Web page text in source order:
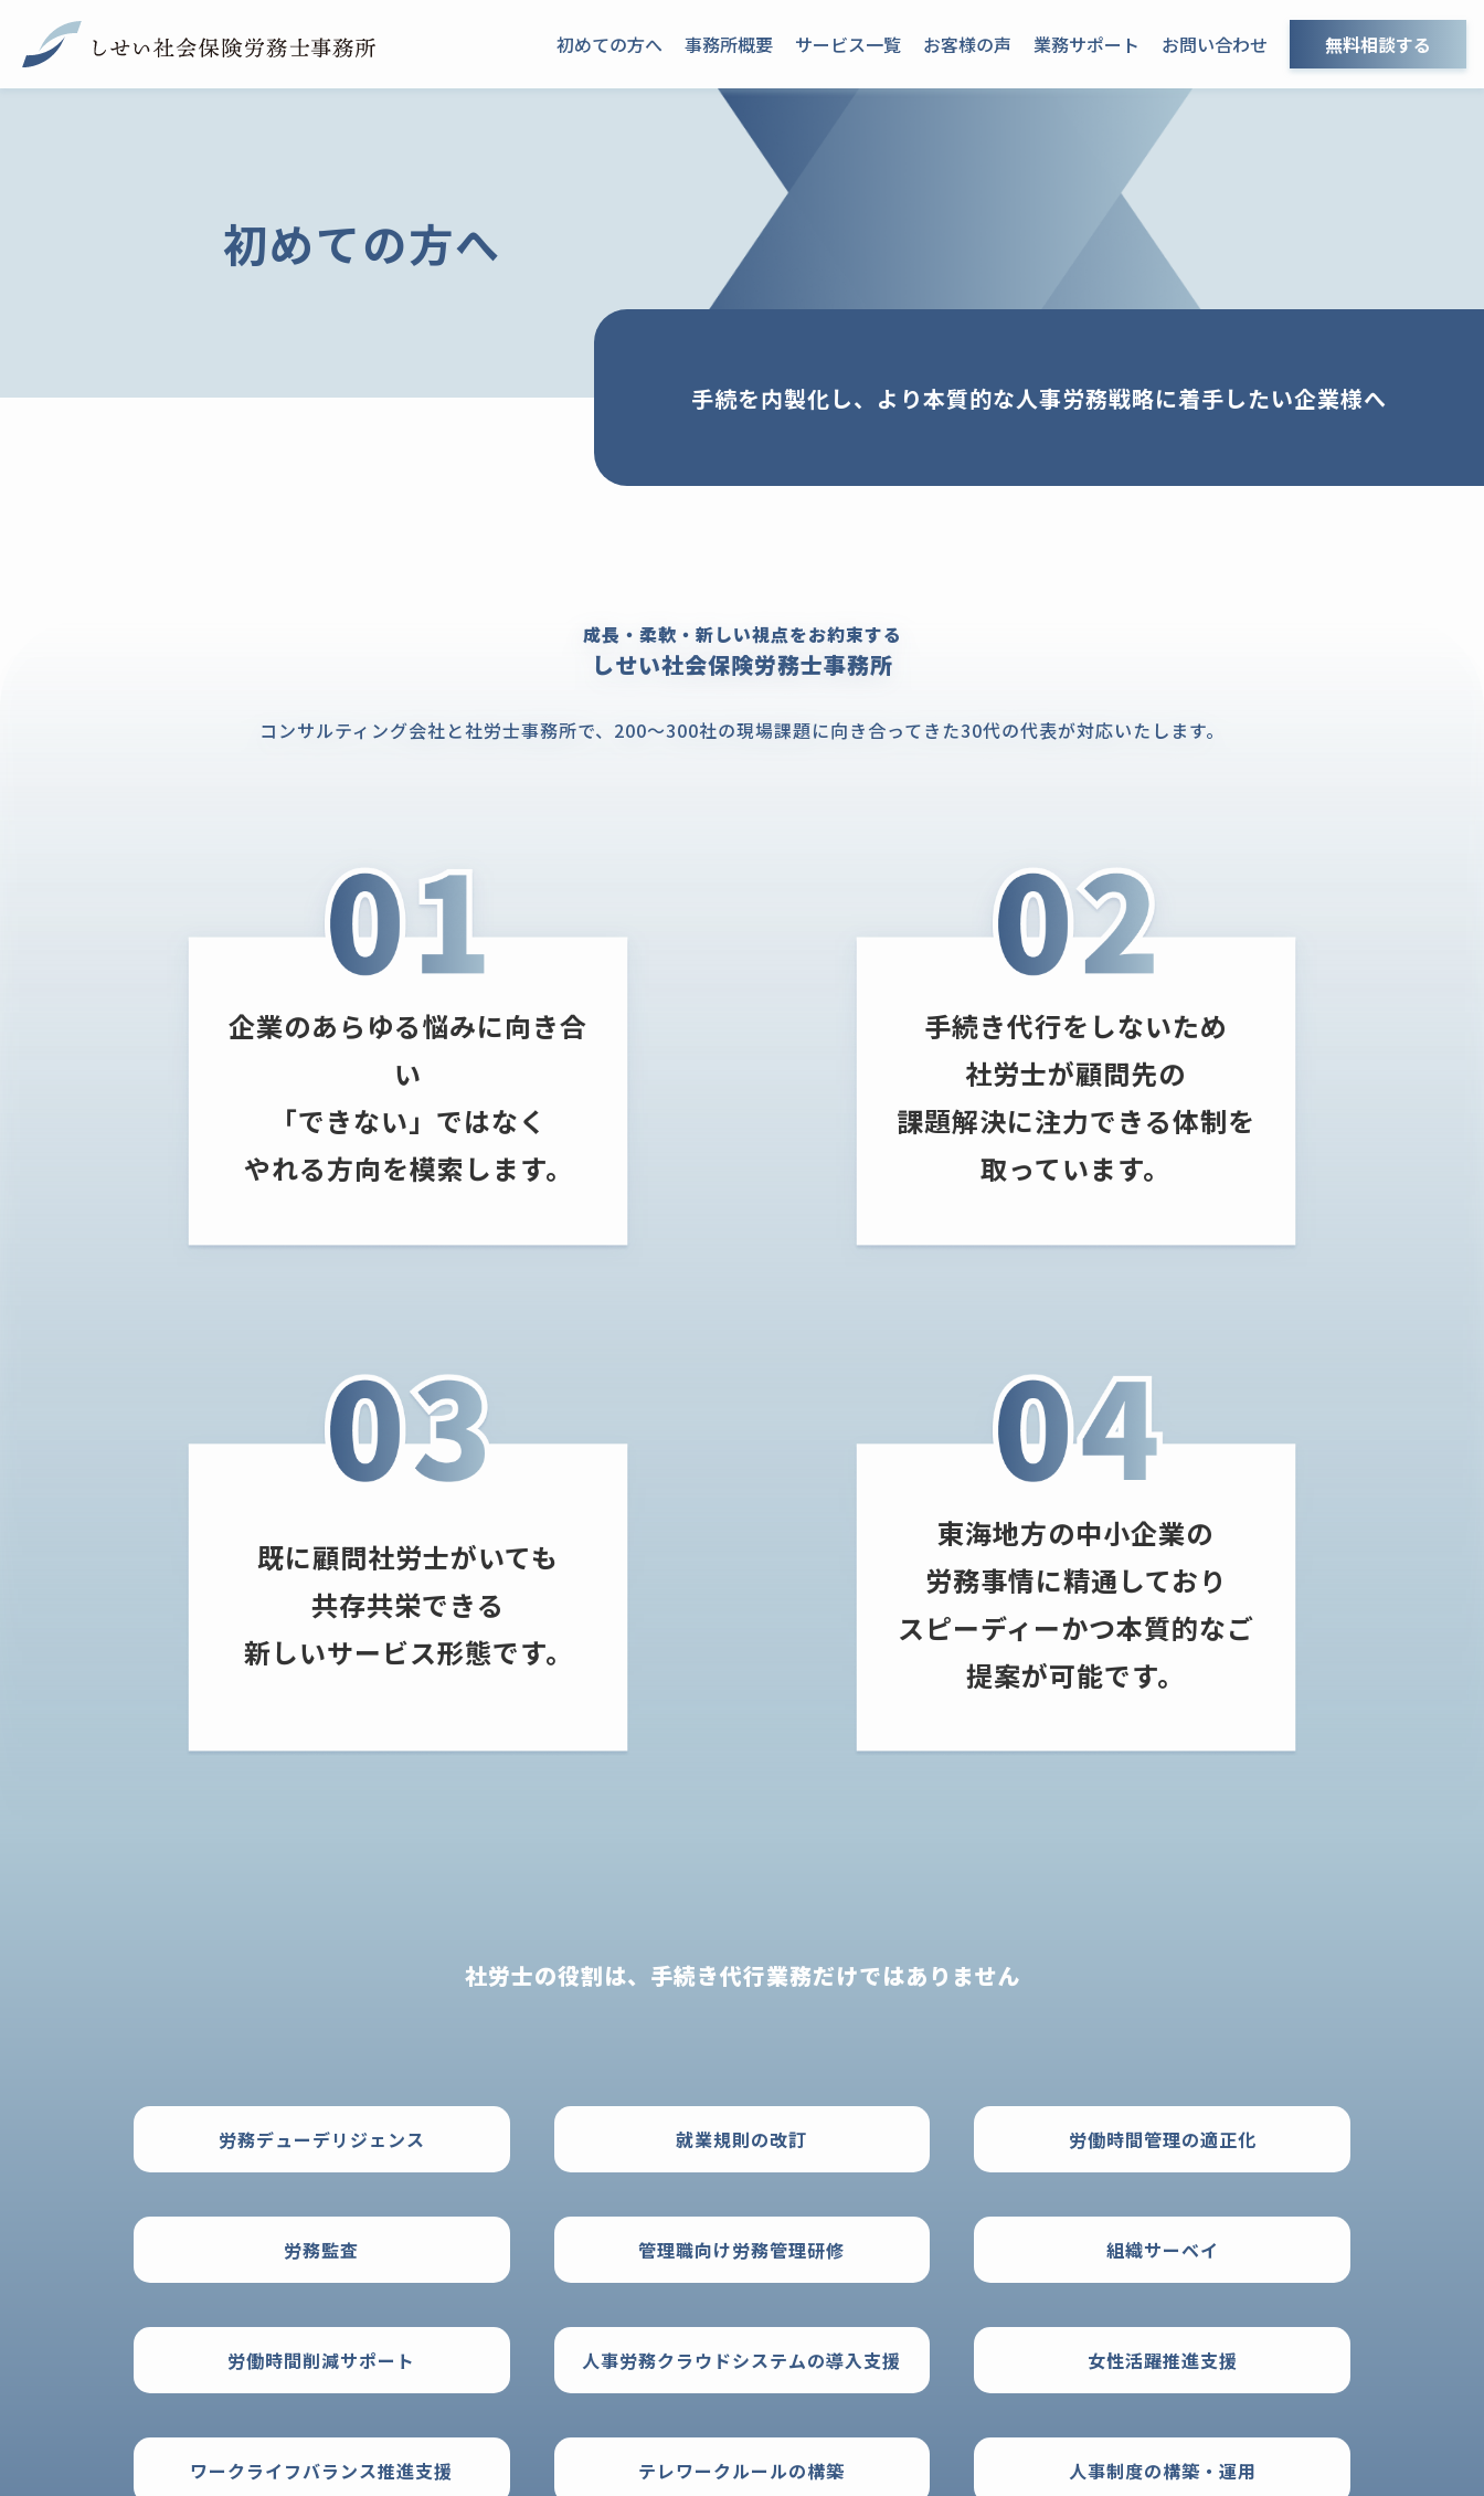
初めての方へ 事務所概要 サービス一覧 お客様の声 業務サポート お問い合わせ 無料相談する
初めての方へ
手続を内製化し、 より本質的な人事労務戦略に着手したい企業様へ
成長・柔軟・新しい視点をお約束する
しせい社会保険労務士事務所
コンサルティング会社と社労士事務所で、 200～300社の現場課題に向き合ってきた30代の代表が対応いたします。
企業のあらゆる悩みに向き合
い
「できない」ではなく
やれる方向を模索します。
手続き代行をしないため
社労士が顧問先の
課題解決に注力できる体制を
取っています。
既に顧問社労士がいても
共存共栄できる
新しいサービス形態です。
東海地方の中小企業の
労務事情に精通しており
スピーディーかつ本質的なご
提案が可能です。
社労士の役割は、 手続き代行業務だけではありません
労務デューデリジェンス 就業規則の改訂 労働時間管理の適正化
労務監査 管理職向け労務管理研修 組織サーベイ
労働時間削減サポート 人事労務クラウドシステムの導入支援 女性活躍推進支援
ワークライフバランス推進支援 テレワークルールの構築 人事制度の構築・運用